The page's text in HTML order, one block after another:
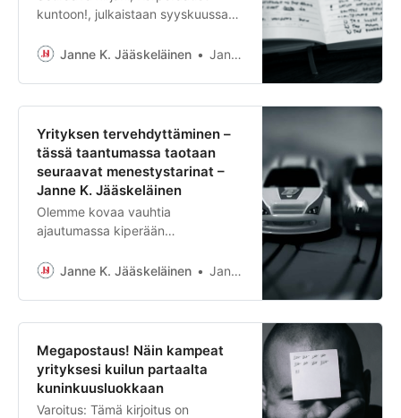
kuntoon!, julkaistaan syyskuussa
Janne K. Jääskeläinen
Janne K. Jääskeläinen
Yrityksen tervehdyttäminen –
tässä taantumassa taotaan
seuraavat menestystarinat –
Janne K. Jääskeläinen
Olemme kovaa vauhtia
ajautumassa kiperään
on pakollisia korjausliikkeitä sekä
Janne K. Jääskeläinen Janne K. Jääskeläinen
Megapostaus! Näin kampeat
yrityksesi kuilun partaalta
kuninkuusluokkaan
Varoitus: Tämä kirjoitus on